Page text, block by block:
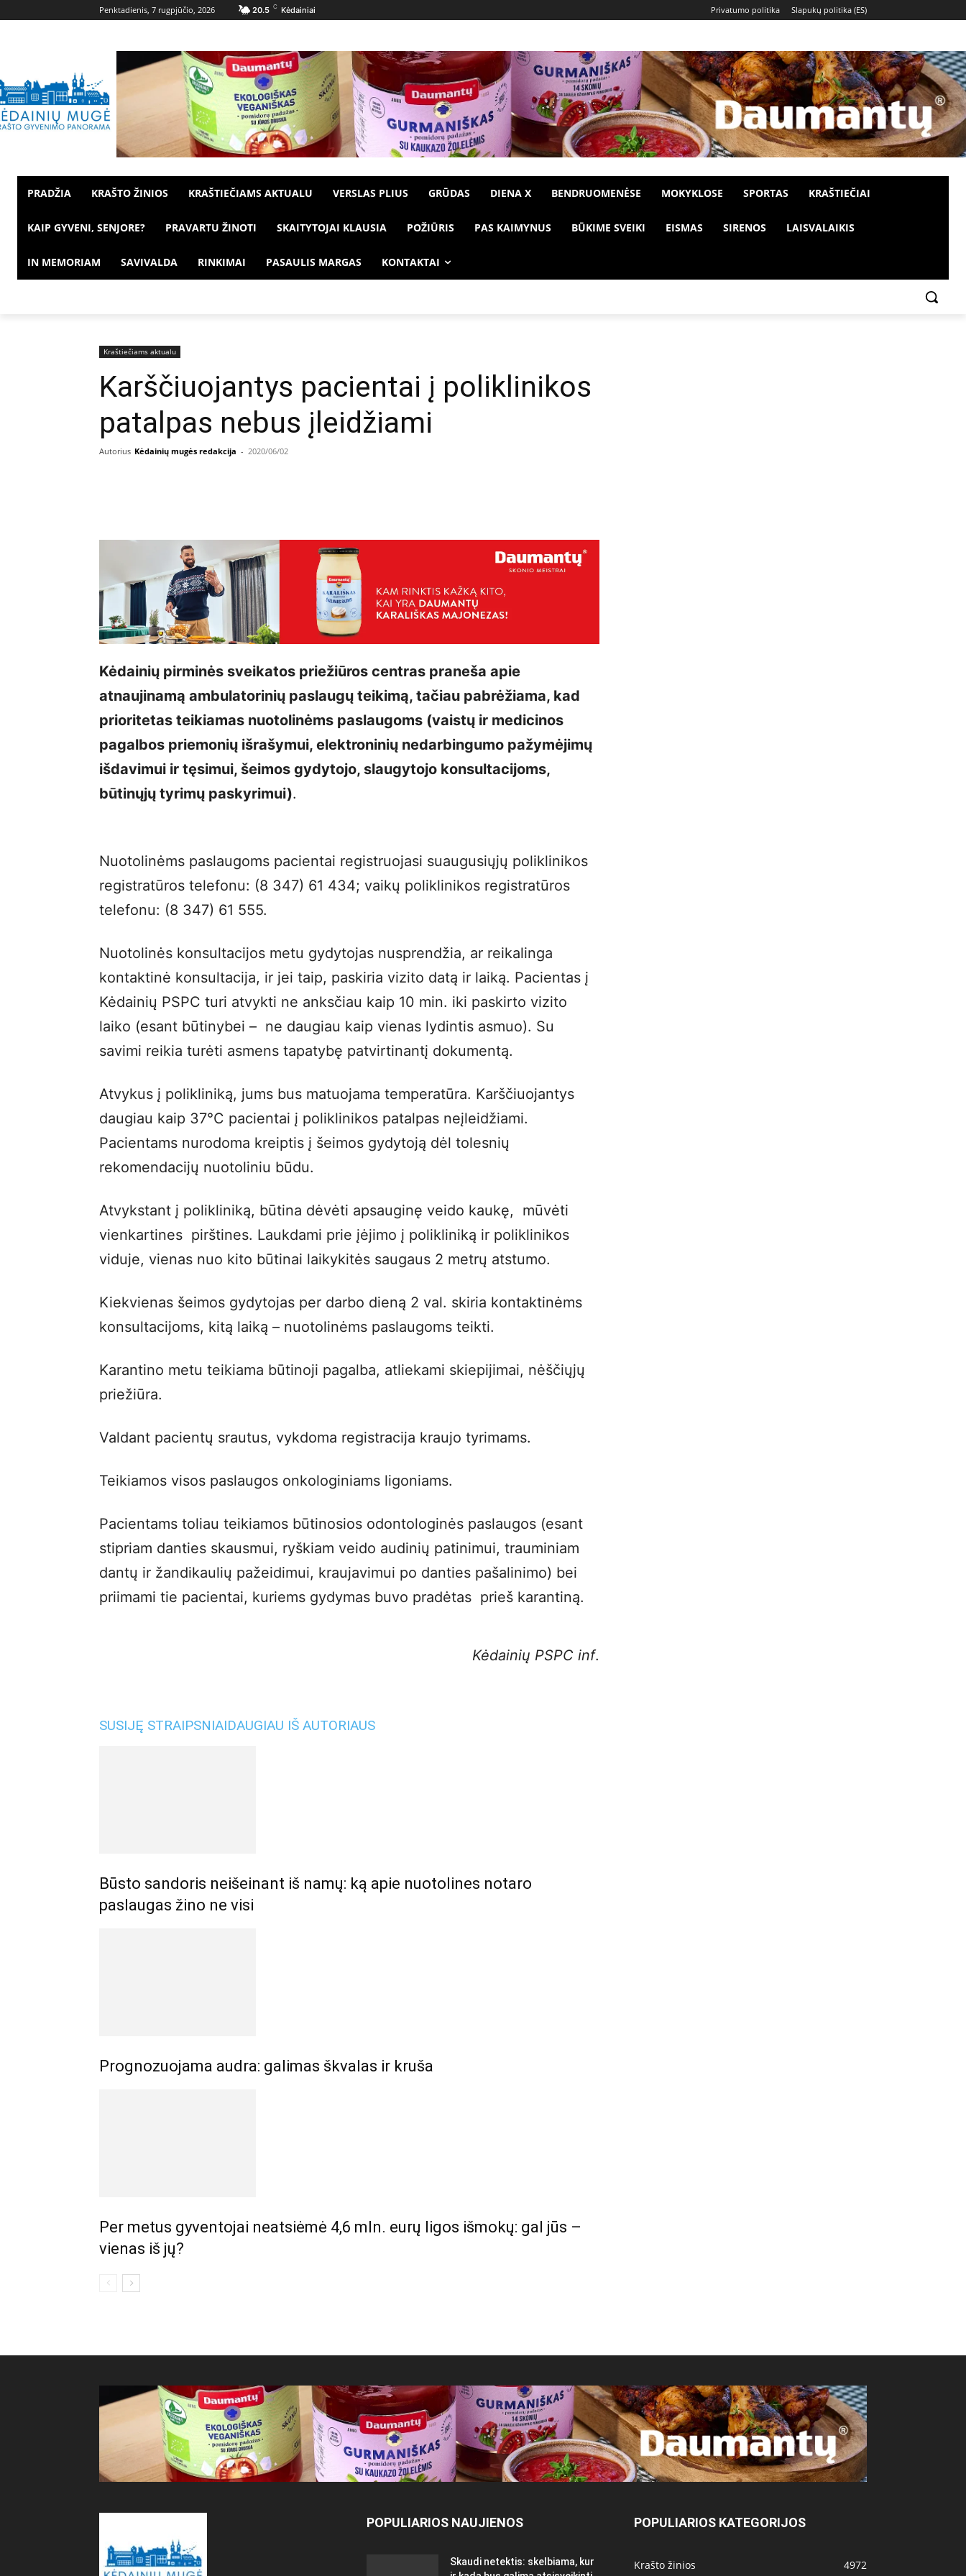
Penktadienis, 7 rugpjūčio, 2026 20.5 C Kėdainiai Privatumo politika Slapukų politika (ES)
PRADŽIA KRAŠTO ŽINIOS KRAŠTIEČIAMS AKTUALU VERSLAS PLIUS GRŪDAS DIENA X BENDRUOMENĖSE MOKYKLOSE SPORTAS KRAŠTIEČIAI
KAIP GYVENI, SENJORE? PRAVARTU ŽINOTI SKAITYTOJAI KLAUSIA POŽIŪRIS PAS KAIMYNUS BŪKIME SVEIKI EISMAS SIRENOS LAISVALAIKIS
IN MEMORIAM SAVIVALDA RINKIMAI PASAULIS MARGAS KONTAKTAI
Kraštiečiams aktualu
Karščiuojantys pacientai į poliklinikos
patalpas nebus įleidžiami
Autorius Kėdainių mugės redakcija - 2020/06/02
Kėdainių pirminės sveikatos priežiūros centras praneša apie
atnaujinamą ambulatorinių paslaugų teikimą, tačiau pabrėžiama, kad
prioritetas teikiamas nuotolinėms paslaugoms (vaistų ir medicinos
pagalbos priemonių išrašymui, elektroninių nedarbingumo pažymėjimų
išdavimui ir tęsimui, šeimos gydytojo, slaugytojo konsultacijoms,
būtinųjų tyrimų paskyrimui).
Nuotolinėms paslaugoms pacientai registruojasi suaugusiųjų poliklinikos
registratūros telefonu: (8 347) 61 434; vaikų poliklinikos registratūros
telefonu: (8 347) 61 555.
Nuotolinės konsultacijos metu gydytojas nusprendžia, ar reikalinga
kontaktinė konsultacija, ir jei taip, paskiria vizito datą ir laiką. Pacientas į
Kėdainių PSPC turi atvykti ne anksčiau kaip 10 min. iki paskirto vizito
laiko (esant būtinybei – ne daugiau kaip vienas lydintis asmuo). Su
savimi reikia turėti asmens tapatybę patvirtinantį dokumentą.
Atvykus į polikliniką, jums bus matuojama temperatūra. Karščiuojantys
daugiau kaip 37°C pacientai į poliklinikos patalpas neįleidžiami.
Pacientams nurodoma kreiptis į šeimos gydytoją dėl tolesnių
rekomendacijų nuotoliniu būdu.
Atvykstant į polikliniką, būtina dėvėti apsauginę veido kaukę, mūvėti
vienkartines pirštines. Laukdami prie įėjimo į polikliniką ir poliklinikos
viduje, vienas nuo kito būtinai laikykitės saugaus 2 metrų atstumo.
Kiekvienas šeimos gydytojas per darbo dieną 2 val. skiria kontaktinėms
konsultacijoms, kitą laiką – nuotolinėms paslaugoms teikti.
Karantino metu teikiama būtinoji pagalba, atliekami skiepijimai, nėščiųjų
priežiūra.
Valdant pacientų srautus, vykdoma registracija kraujo tyrimams.
Teikiamos visos paslaugos onkologiniams ligoniams.
Pacientams toliau teikiamos būtinosios odontologinės paslaugos (esant
stipriam danties skausmui, ryškiam veido audinių patinimui, trauminiam
dantų ir žandikaulių pažeidimui, kraujavimui po danties pašalinimo) bei
priimami tie pacientai, kuriems gydymas buvo pradėtas prieš karantiną.
Kėdainių PSPC inf.
SUSIJĘ STRAIPSNIAIDAUGIAU IŠ AUTORIAUS
Būsto sandoris neišeinant iš namų: ką apie nuotolines notaro
paslaugas žino ne visi
Prognozuojama audra: galimas škvalas ir kruša
Per metus gyventojai neatsiėmė 4,6 mln. eurų ligos išmokų: gal jūs –
vienas iš jų?
POPULIARIOS NAUJIENOS
Skaudi netektis: skelbiama, kur
POPULIARIOS KATEGORIJOS
Krašto žinios 4972